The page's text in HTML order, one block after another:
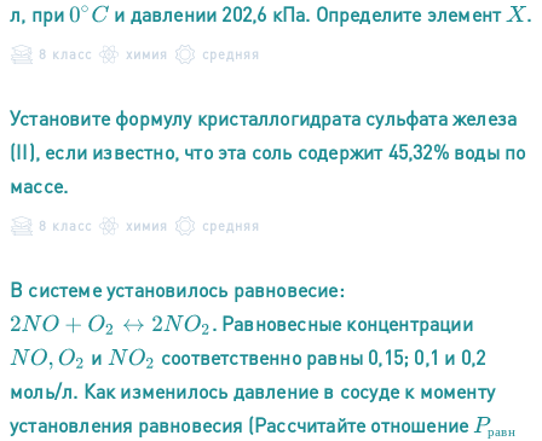
л, при0∘C и давлении 202,6 кПа. Определите элементX .
8 класс химия средняя
Установите формулу кристаллогидрата сульфата железа
(II), если известно, что эта соль содержит 45,32% воды по
массе.
8 класс химия средняя
В системе установилось равновесие:
2NO+O2↔2N O2
. Равновесные концентрации
NO,O2 и NO2
соответственно равны 0,15; 0,1 и 0,2
моль/л. Как изменилось давление в сосуде к моменту
установления равновесия (Рассчитайте отношение
равн
Pрав